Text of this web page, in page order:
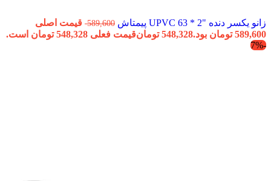
زانو یکسر دنده "2 * 63 UPVC پیمتاش 589,600 قیمت اصلی
589,600 تومان بود.
548,328 تومانقیمت فعلی 548,328 تومان است.
-7%